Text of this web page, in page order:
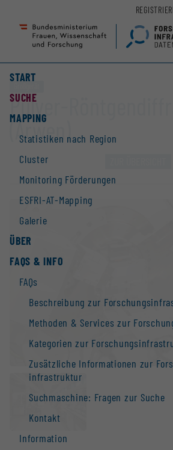
Seiteninhalt
Accesskey
Hauptnavigation
Accesskey
START
SUCHE
MAPPING
Statistiken nach Region
Cluster
Monitoring Förderungen
ESFRI-AT-Mapping
Galerie
ÜBER
FAQS & INFO
FAQs
Beschreibung zur
Methoden & Services zur
Kategorien zur
Zusätzliche Informationen zur
infrastruktur
Suchmaschine: Fragen zur Suche
Kontakt
Information
Pulver-
(Arwen)